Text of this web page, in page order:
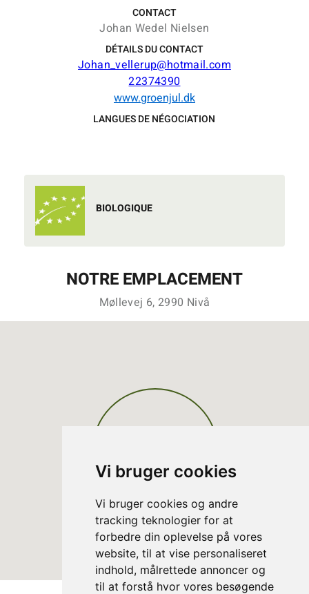
Vi bruger cookies
Vi bruger cookies og andre
tracking teknologier for at
forbedre din oplevelse på vores
website, til at vise personaliseret
indhold, målrettede annoncer og
til at forstå hvor vores besøgende
CONTACT
Johan Wedel Nielsen
DÉTAILS DU CONTACT
Johan_vellerup@hotmail.com
22374390
www.groenjul.dk
LANGUES DE NÉGOCIATION
BIOLOGIQUE
NOTRE EMPLACEMENT
Møllevej 6, 2990 Nivå